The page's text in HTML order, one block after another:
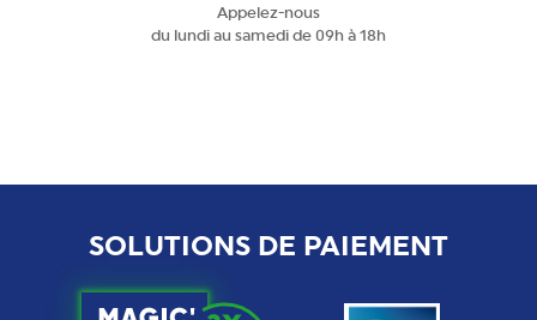
Appelez-nous
du lundi au samedi de 09h à 18h
SOLUTIONS DE PAIEMENT